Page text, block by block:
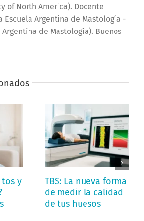
of North America). Docente
Escuela Argentina de Mastología -
Argentina de Mastología). Buenos
tos y
TBS: La nueva forma
de medir la calidad
de tus huesos